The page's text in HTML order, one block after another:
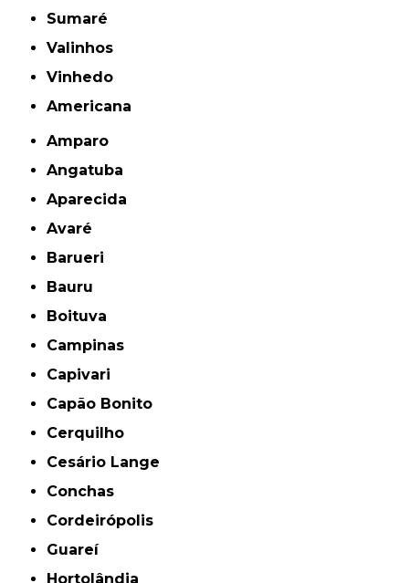
Sumaré
Valinhos
Vinhedo
americana
Amparo
Angatuba
Aparecida
Avaré
Barueri
Bauru
Boituva
Campinas
Capivari
Capão Bonito
Cerquilho
Cesário Lange
Conchas
Cordeirópolis
Guareí
Hortolândia